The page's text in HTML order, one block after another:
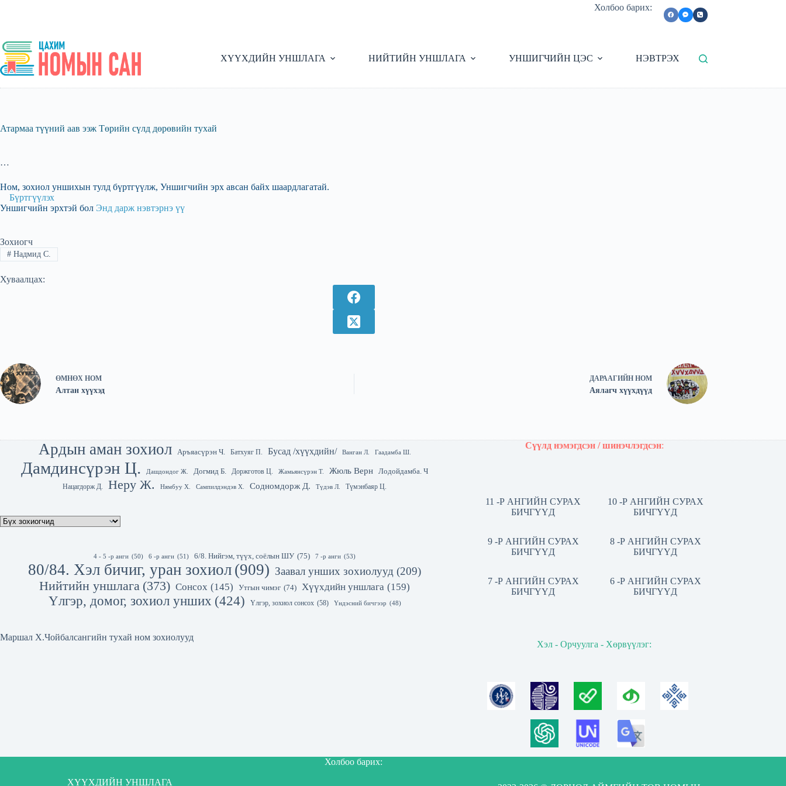
Холбоо барих:
ХҮҮХДИЙН УНШЛАГА НИЙТИЙН УНШЛАГА УНШИГЧИЙН ЦЭС НЭВТРЭХ
Атармаа түүний аав ээж Төрийн сүлд дөрөвийн тухай
…
Ном, зохиол уншихын тулд бүртгүүлж, Уншигчийн эрх авсан байх шаардлагатай.
Бүртгүүлэх
Уншигчийн эрхтэй бол Энд дарж нэвтэрнэ үү
Зохиогч
#Надмид С.
Хуваалцах:
ӨМНӨХ НОМ
Алтан хүүхэд
ДАРААГИЙН НОМ
Аялагч хүүхдүүд
Ардын аман зохиол Аръяасүрэн Ч. Батхуяг П. Бусад /хүүхдийн/ Ванган Л. Гаадамба Ш.
Дамдинсүрэн Ц. Дашдондог Ж. Догмид Б. Доржготов Ц. Жамьянсүрэн Т. Жюль Верн Лодойдамба. Ч
Нацагдорж Д. Неру Ж. Нямбуу Х. Сампилдэндэв Х. Содномдорж Д. Түдэв Л. Түмэнбаяр Ц.
4 - 5 -р анги (50) 6 -р анги (51) 6/8. Нийгэм, түүх, соёлын ШУ (75) 7 -р анги (53)
80/84. Хэл бичиг, уран зохиол (909) Заавал унших зохиолууд (209)
Нийтийн уншлага (373) Сонсох (145) Утгын чимэг (74) Хүүхдийн уншлага (159)
Үлгэр, домог, зохиол унших (424) Үлгэр, зохиол сонсох (58) Үндэсний бичгээр (48)
Маршал Х.Чойбалсангийн тухай ном зохиолууд
Сүүлд нэмэгдсэн / шинэчлэгдсэн:
11 -Р АНГИЙН СУРАХ
БИЧГҮҮД
10 -Р АНГИЙН СУРАХ
БИЧГҮҮД
9 -Р АНГИЙН СУРАХ
БИЧГҮҮД
8 -Р АНГИЙН СУРАХ
БИЧГҮҮД
7 -Р АНГИЙН СУРАХ
БИЧГҮҮД
6 -Р АНГИЙН СУРАХ
БИЧГҮҮД
Хэл - Орчуулга - Хөрвүүлэг:
ХҮҮХДИЙН УНШЛАГА
Холбоо барих: